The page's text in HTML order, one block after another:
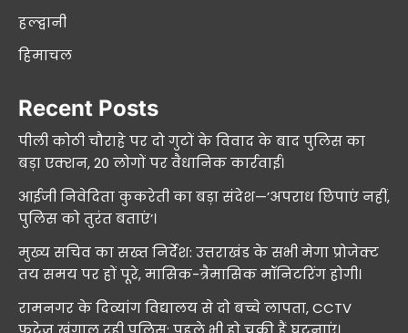
हल्द्वानी
हिमाचल
Recent Posts
पीली कोठी चौराहे पर दो गुटों के विवाद के बाद पुलिस का
बड़ा एक्शन, 20 लोगों पर वैधानिक कार्रवाई।
आईजी निवेदिता कुकरेती का बड़ा संदेश—’अपराध छिपाएं नहीं,
पुलिस को तुरंत बताएं’।
मुख्य सचिव का सख्त निर्देश: उत्तराखंड के सभी मेगा प्रोजेक्ट
तय समय पर हों पूरे, मासिक-त्रैमासिक मॉनिटरिंग होगी।
रामनगर के दिव्यांग विद्यालय से दो बच्चे लापता, CCTV